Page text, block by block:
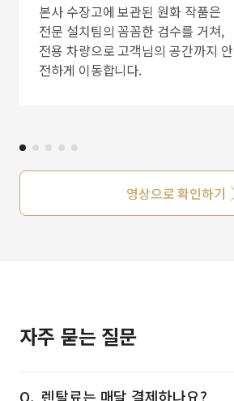
본사 수장고에 보관된 원화 작품은
전문 설치팀의 꼼꼼한 검수를 거쳐,
전용 차량으로 고객님의 공간까지 안
전하게 이동합니다.
영상으로 확인하기
자주 묻는 질문
렌탈료는 매달 결제하나요?